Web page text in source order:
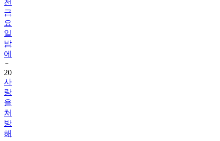
요
일
밤
에
20
사
랑
을
처
방
해
드
립